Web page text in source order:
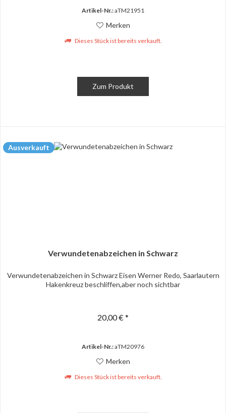
Artikel-Nr.:aTM21951
Merken
Dieses Stück ist bereits verkauft.
Zum Produkt
Ausverkauft
Verwundetenabzeichen in Schwarz
Verwundetenabzeichen in Schwarz Eisen Werner Redo, Saarlautern
Hakenkreuz beschliffen,aber noch sichtbar
20,00 € *
Artikel-Nr.:aTM20976
Merken
Dieses Stück ist bereits verkauft.